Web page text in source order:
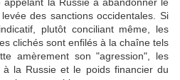
des sanctions occidentales. Si
plutôt conciliant même, les
clichés sont enfilés à la chaîne tels
amèrement son "agression", les
la Russie et le poids financier du